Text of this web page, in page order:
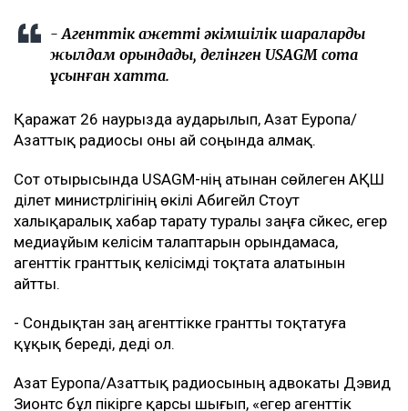
- Агенттік қажетті әкімшілік шараларды
жылдам орындады, делінген USAGM сотқа
ұсынған хатта.
Қаражат 26 наурызда аударылып, Азат Еуропа/
Азаттық радиосы оны ай соңында алмақ.
Сот отырысында USAGM-нің атынан сөйлеген АҚШ
әділет министрлігінің өкілі Абигейл Стоут
халықаралық хабар тарату туралы заңға сәйкес, егер
медиаұйым келісім талаптарын орындамаса,
агенттік гранттық келісімді тоқтата алатынын
айтты.
- Сондықтан заң агенттікке грантты тоқтатуға
құқық береді, деді ол.
Азат Еуропа/Азаттық радиосының адвокаты Дэвид
Зионтс бұл пікірге қарсы шығып, «егер агенттік